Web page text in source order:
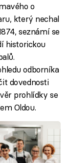
o
který nechal
seznámí se
historickou
odborníka
dovednosti
prohlídky se
Oldou.